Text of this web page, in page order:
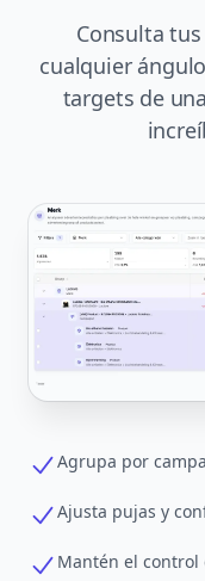
Consulta
cualquier
targets de
Agrupa por
Ajusta pujas y
Mantén el